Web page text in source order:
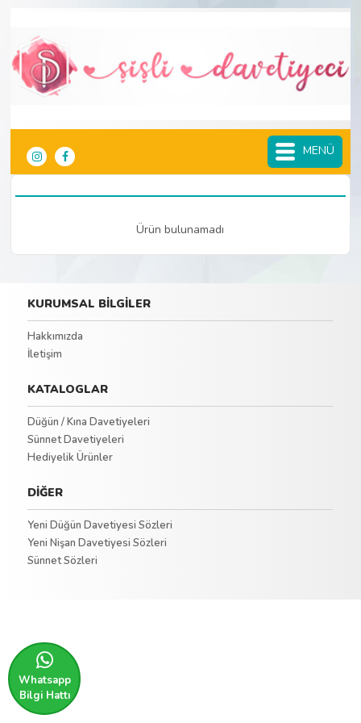
Whatsapp
Bilgi Hattı
MENÜ
Ürün bulunamadı
KURUMSAL BİLGİLER
Hakkımızda
İletişim
KATALOGLAR
Düğün / Kına Davetiyeleri
Sünnet Davetiyeleri
Hediyelik Ürünler
DİĞER
Yeni Düğün Davetiyesi Sözleri
Yeni Nişan Davetiyesi Sözleri
Sünnet Sözleri